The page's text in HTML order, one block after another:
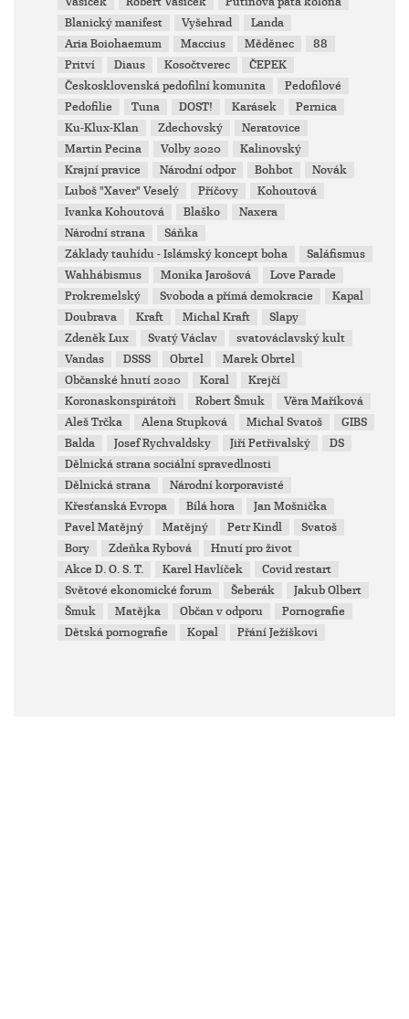
Blanický manifest
Vyšehrad
Landa
Aria Boiohaemum
Maccius Měděnec
88
Pritví
Diaus Kosočtverec
ČEPEK
Českosklovenská pedofilní komunita
Pedofilové
Pedofilie
Tuna DOST! Karásek
Pernica
Ku-Klux-Klan
Zdechovský
Neratovice
Martin Pecina
Volby 2020
Kalinovský
Krajní pravice
Národní odpor Bohbot
Novák
Luboš "Xaver" Veselý
Příčovy
Kohoutová
Ivanka Kohoutová
Blaško
Naxera
Národní strana
Sáňka
Základy tauhídu - Islámský koncept boha
Saláfismus
Wahhábismus
Monika Jarošová
Love Parade
Prokremelský
Svoboda a přímá demokracie
Kapal
Doubrava
Kraft Michal Kraft
Slapy
Zdeněk Lux
Svatý Václav
svatováclavský kult
Vandas
DSSS Obrtel
Marek Obrtel
Občanské hnutí 2020
Koral
Krejčí
Koronaskonspirátoři
Robert Šmuk
Věra Maříková
Aleš Trčka
Alena Stupková Michal Svatoš
GIBS
Balda
Josef Rychvaldsky Jiří Petřivalský
DS
Dělnická strana sociální spravedlnosti
Dělnická strana
Národní korporavisté
Křesťanská Evropa
Bílá hora
Jan Mošnička
Pavel Matějný
Matějný Petr Kindl
Svatoš
Bory
Zdeňka Rybová
Hnutí pro život
Akce D. O. S. T.
Karel Havlíček
Covid restart
Světové ekonomické forum
Šeberák
Jakub Olbert
Šmuk
Matějka Občan v odporu
Pornografie
Dětská pornografie
Kopal Přání Ježíškovi